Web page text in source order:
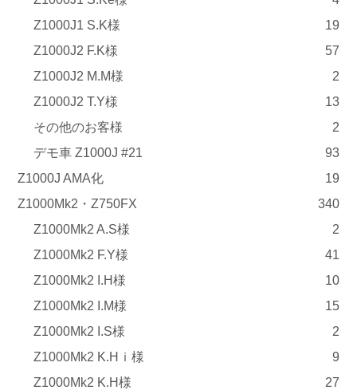
Z1000J1 S.K様
19
Z1000J2 F.K様
57
Z1000J2 M.M様
2
Z1000J2 T.Y様
13
その他のお客様
2
デモ車 Z1000J #21
93
Z1000J AMA化
19
Z1000Mk2・Z750FX
340
Z1000Mk2 A.S様
2
Z1000Mk2 F.Y様
41
Z1000Mk2 I.H様
10
Z1000Mk2 I.M様
15
Z1000Mk2 I.S様
2
Z1000Mk2 K.Hｉ様
9
Z1000Mk2 K.H様
27